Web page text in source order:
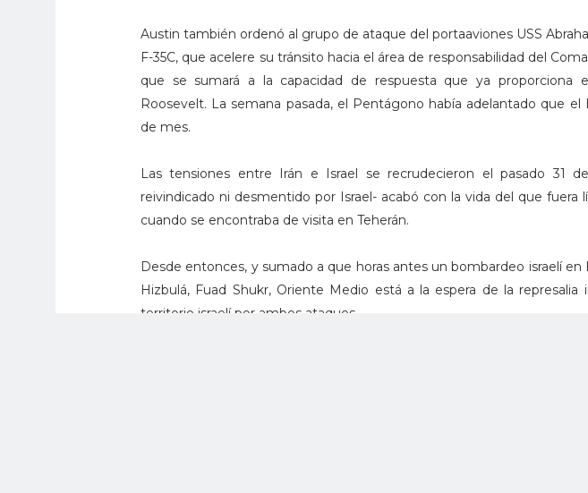
Austin también ordenó al grupo de ataque del portaaviones USS
F-35C, que acelere su tránsito hacia el área de responsabilidad del
que se sumará a la capacidad de respuesta que ya proporciona
Roosevelt. La semana pasada, el Pentágono había adelantado que el
de mes.
Las tensiones entre Irán e Israel se recrudecieron el pasado 31
reivindicado ni desmentido por Israel- acabó con la vida del que fuera
cuando se encontraba de visita en Teherán.
Desde entonces, y sumado a que horas antes un bombardeo israelí en
Hizbulá, Fuad Shukr, Oriente Medio está a la espera de la
territorio israelí por ambos ataques.